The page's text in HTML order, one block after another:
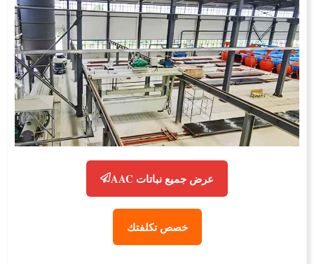
عرض جميع نباتات AAC
خصص تكلفتك